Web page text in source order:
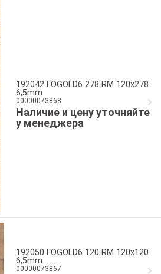
192042 FOGOLD6 278 RM 120x278
6,5mm
00000073868
Наличие и цену уточняйте
у менеджера
192050 FOGOLD6 120 RM 120x120
6,5mm
00000073867